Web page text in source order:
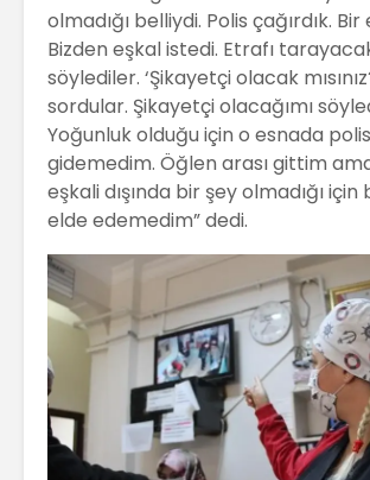
olmadığı belliydi. Polis çağırdık.
Bizden eşkal istedi. Etrafı
söylediler. ‘Şikayetçi olacak
sordular. Şikayetçi olacağımı
Yoğunluk olduğu için o esnada
gidemedim. Öğlen arası gittim
eşkali dışında bir şey olmadığı için
elde edemedim” dedi.